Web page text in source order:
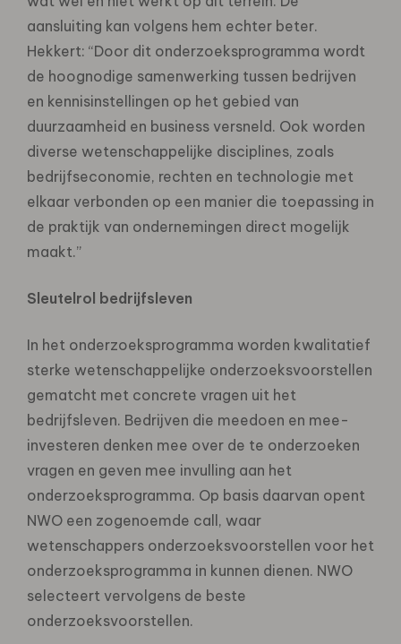
aansluiting kan volgens hem echter beter.
Hekkert: “Door dit onderzoeksprogramma wordt
de hoognodige samenwerking tussen bedrijven
en kennisinstellingen op het gebied van
duurzaamheid en business versneld. Ook worden
diverse wetenschappelijke disciplines, zoals
bedrijfseconomie, rechten en technologie met
elkaar verbonden op een manier die toepassing in
de praktijk van ondernemingen direct mogelijk
maakt.”
Sleutelrol bedrijfsleven
In het onderzoeksprogramma worden kwalitatief
sterke wetenschappelijke onderzoeksvoorstellen
gematcht met concrete vragen uit het
bedrijfsleven. Bedrijven die meedoen en mee-
investeren denken mee over de te onderzoeken
vragen en geven mee invulling aan het
onderzoeksprogramma. Op basis daarvan opent
NWO een zogenoemde call, waar
wetenschappers onderzoeksvoorstellen voor het
onderzoeksprogramma in kunnen dienen. NWO
selecteert vervolgens de beste
onderzoeksvoorstellen.